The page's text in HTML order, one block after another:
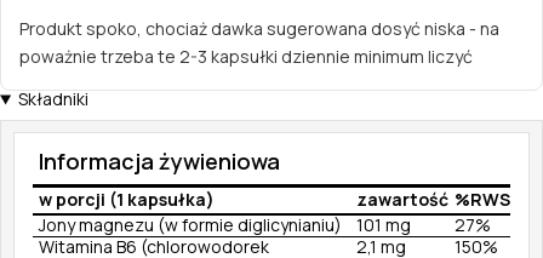
Produkt spoko, chociaż dawka sugerowana dosyć niska - na
poważnie trzeba te 2-3 kapsułki dziennie minimum liczyć
Składniki
Informacja żywieniowa
w porcji (1 kapsułka) zawartość %RWS
Jony magnezu (w formie diglicynianiu)
101 mg
27%
Witamina B6 (chlorowodorek
2,1 mg 150%